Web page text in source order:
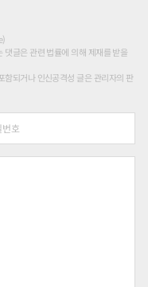
댓글은 관련 법률에 의해 제재를 받을
함되거나 인신공격성 글은 관리자의 판